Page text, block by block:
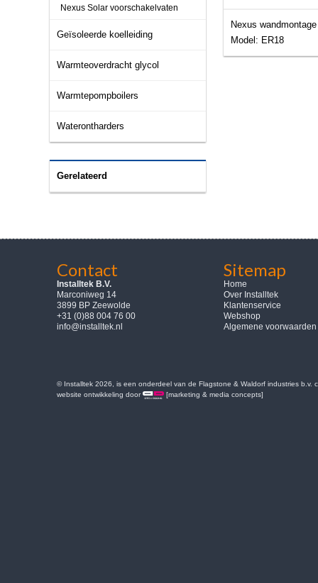
Nexus Solar voorschakelvaten
Geïsoleerde koelleiding
Warmteoverdracht glycol
Warmtepompboilers
Waterontharders
Gerelateerd
Nexus
Model: ER18
Contact
Installtek B.V.
Marconiweg 14
3899 BP Zeewolde
+31 (0)88 004 76 00
info@installtek.nl
Sitemap
Home
Over Installtek
Klantenservice
Webshop
Algemene voorwaarden
© Installtek 2026, is een onderdeel van de Flagstone & Waldorf industries b.v.
website ontwikkeling door
[marketing & media concepts]